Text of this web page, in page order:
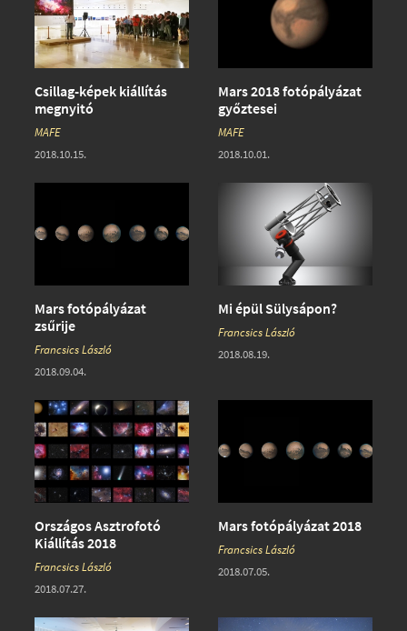
Csillag-képek kiállítás
megnyitó
MAFE
2018.10.15.
Mars 2018 fotópályázat
győztesei
MAFE
2018.10.01.
Mars fotópályázat
zsűrije
Francsics László
2018.09.04.
Mi épül Sülysápon?
Francsics László
2018.08.19.
Országos Asztrofotó
Kiállítás 2018
Francsics László
2018.07.27.
Mars fotópályázat 2018
Francsics László
2018.07.05.